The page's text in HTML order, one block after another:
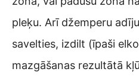
pleķu. Arī džemperu
savelties, izdilt (īpaši
mazgāšanas rezultātā